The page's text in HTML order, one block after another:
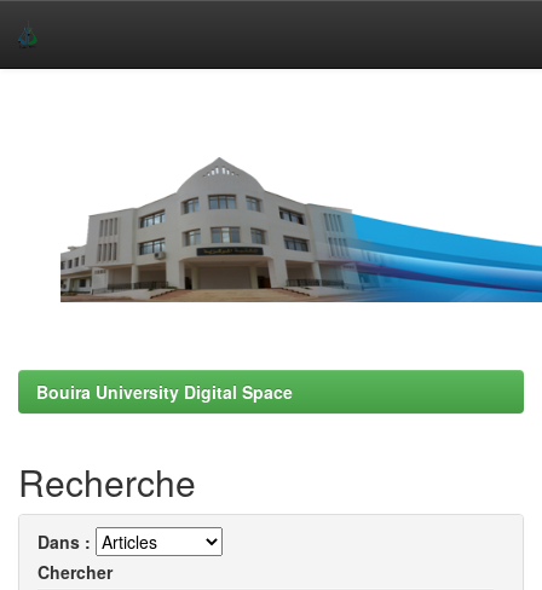
Bouira University Digital Space
Recherche
Dans :
Chercher